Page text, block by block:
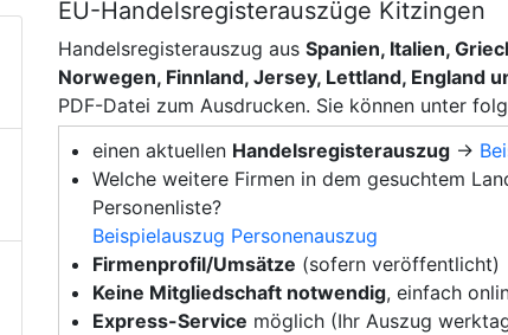
EU-Handelsregisterauszüge Kitzingen
Handelsregisterauszug aus Spanien, Italien,
Norwegen, Finnland, Jersey, Lettland, England
PDF-Datei zum Ausdrucken. Sie können unter
einen aktuellen Handelsregisterauszug →
Welche weitere Firmen in dem gesuchtem
Personenliste?
Beispielauszug Personenauszug
Firmenprofil/Umsätze (sofern veröffentlicht)
Keine Mitgliedschaft notwendig, einfach
Express-Service möglich (Ihr Auszug